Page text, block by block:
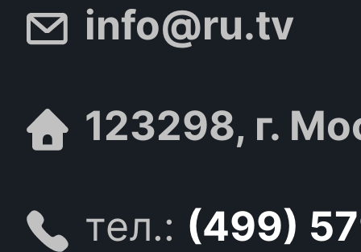
info@ru.tv
123298, г.
тел.: (499)